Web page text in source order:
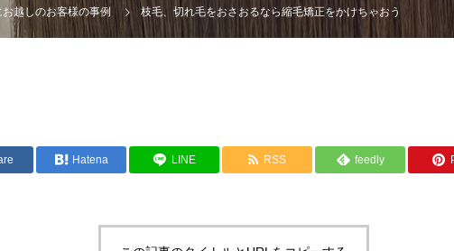
越しのお客様の事例 枝毛、切れ毛をおさおるなら縮毛矯正をかけちゃおう
Hatena LINE RSS feedly